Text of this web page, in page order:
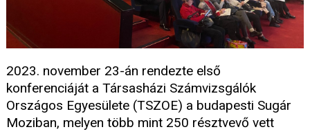
2023. november 23-án rendezte első
konferenciáját a Társasházi Számvizsgálók
Országos Egyesülete (TSZOE) a budapesti Sugár
Moziban, melyen több mint 250 résztvevő vett